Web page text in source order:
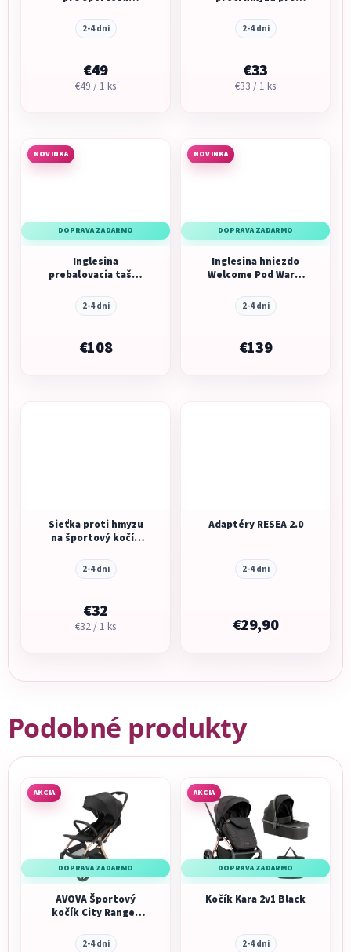
2-4 dni
€49
Jednotková
€49 / 1 ks
Electa/Aptica/Aptica
XT
2-4 dni
€33
Jednotková
€33 / 1 ks
NOVINKA
DOPRAVA ZADARMO
Inglesina
prebaľovacia taška
Essence Mokka
2-4 dni
€108
NOVINKA
DOPRAVA ZADARMO
Inglesina hniezdo
Welcome Pod Warm
2-4 dni
€139
Sieťka proti hmyzu
na športový kočík
2-4 dni
€32
Jednotková
€32 / 1 ks
Adaptéry RESEA 2.0
2-4 dni
€29,90
Podobné produkty
AKCIA
DOPRAVA ZADARMO
AVOVA Športový
kočík City Ranger
2-4 dni
AKCIA
DOPRAVA ZADARMO
Kočík Kara 2v1 Black
2-4 dni